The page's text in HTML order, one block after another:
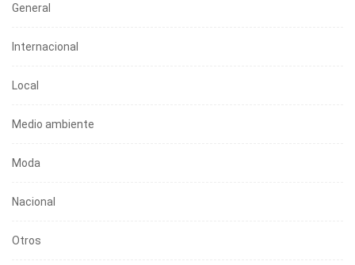
General
Internacional
Local
Medio ambiente
Moda
Nacional
Otros